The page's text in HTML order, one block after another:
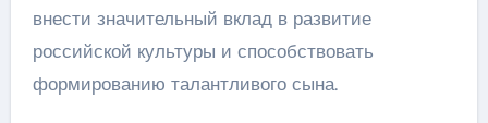
внести значительный вклад в развитие
российской культуры и способствовать
формированию талантливого сына.